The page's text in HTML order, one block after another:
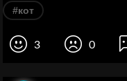
#кот
3 0